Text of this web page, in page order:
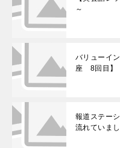
～
バリューイ
座 8回目】
報道ステー
流れていま